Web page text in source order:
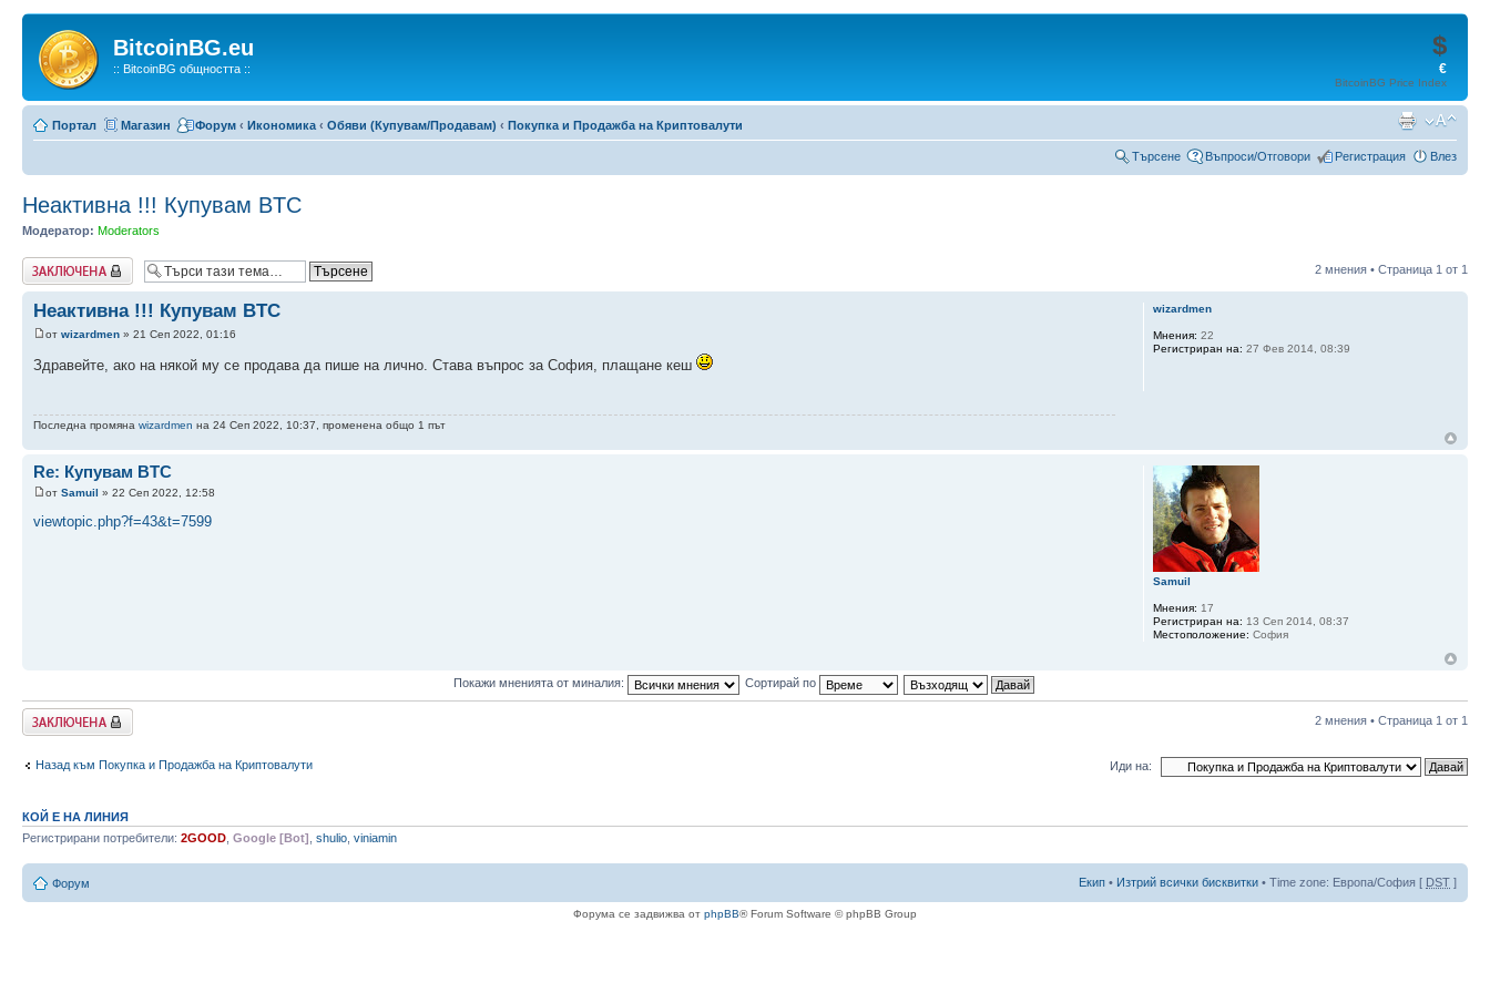
BitcoinBG.eu
:: BitcoinBG общността ::
$
€
BitcoinBG Price Index
Портал Магазин Форум ‹ Икономика ‹ Обяви (Купувам/Продавам) ‹ Покупка и Продажба на Криптовалути
Търсене Въпроси/Отговори Регистрация Влез
Неактивна !!! Купувам BTC
Модератор: Moderators
Заключена 2 мнения • Страница 1 от 1
Неактивна !!! Купувам BTC
от wizardmen » 21 Сеп 2022, 01:16
Здравейте, ако на някой му се продава да пише на лично. Става въпрос за София, плащане кеш
Последна промяна wizardmen на 24 Сеп 2022, 10:37, променена общо 1 път
wizardmen
Мнения: 22
Регистриран на: 27 Фев 2014, 08:39
Re: Купувам BTC
от Samuil » 22 Сеп 2022, 12:58
viewtopic.php?f=43&t=7599
Samuil
Мнения: 17
Регистриран на: 13 Сеп 2014, 08:37
Местоположение: София
Покажи мненията от миналия: Сортирай по
Заключена 2 мнения • Страница 1 от 1
Назад към Покупка и Продажба на Криптовалути Иди на:
КОЙ Е НА ЛИНИЯ
Регистрирани потребители: 2GOOD Google [Bot] shulio viniamin
Форум Екип • Изтрий всички бисквитки • Time zone: Европа/София [ DST ]
Форума се задвижва от phpBB® Forum Software © phpBB Group